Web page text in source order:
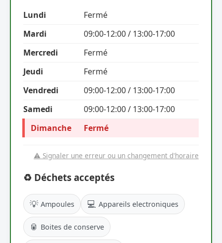
Lundi
Fermé
Mardi
09:00-12:00 / 13:00-17:00
Mercredi
Fermé
Jeudi
Fermé
Vendredi
09:00-12:00 / 13:00-17:00
Samedi
09:00-12:00 / 13:00-17:00
Dimanche
Fermé
⚠️ Signaler une erreur ou un changement d'horaire
♻️ Déchets acceptés
💡 Ampoules 💻 Appareils electroniques
🥫 Boites de conserve